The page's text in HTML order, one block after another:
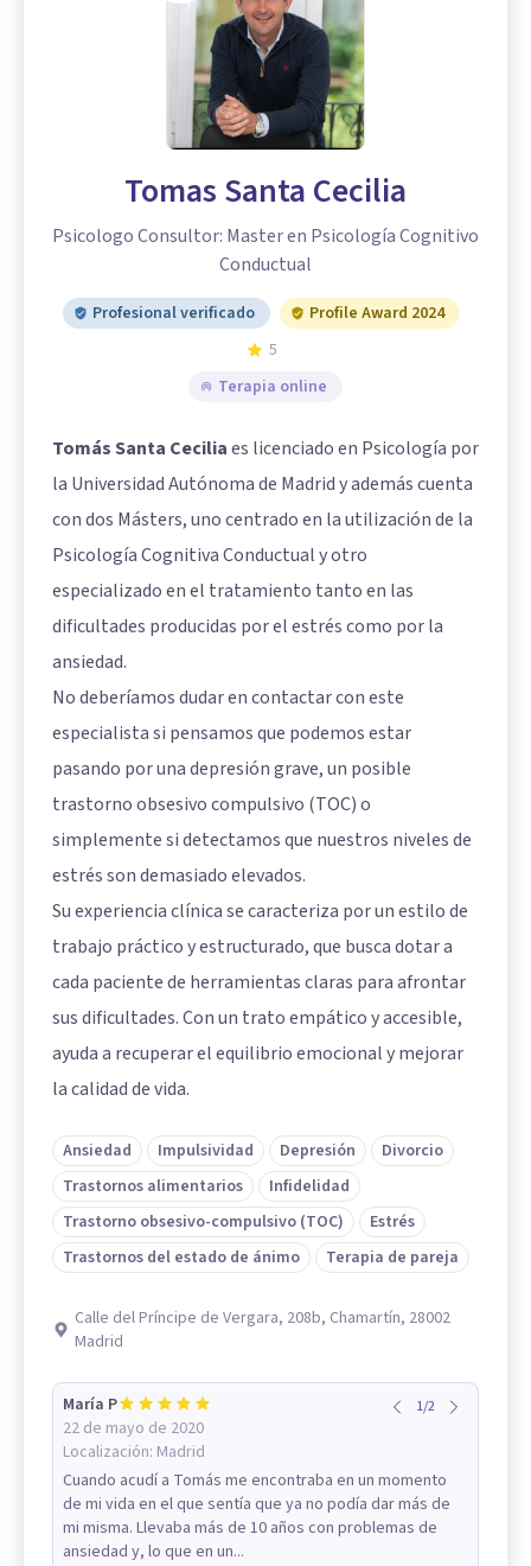
Tomas Santa Cecilia
Psicologo Consultor: Master en Psicología Cognitivo
Conductual
Profesional verificado
Profile Award 2024
5
Terapia online
Tomás Santa Ceciliaes licenciado en Psicología por
la Universidad Autónoma de Madrid y además cuenta
con dos Másters, uno centrado en la utilización de la
Psicología Cognitiva Conductual y otro
especializado en el tratamiento tanto en las
dificultades producidas por el estrés como por la
ansiedad.
No deberíamos dudar en contactar con este
especialista si pensamos que podemos estar
pasando por una depresión grave, un posible
trastorno obsesivo compulsivo (TOC) o
simplemente si detectamos que nuestros niveles de
estrés son demasiado elevados.
Su experiencia clínica se caracteriza por un estilo de
trabajo práctico y estructurado, que busca dotar a
cada paciente de herramientas claras para afrontar
sus dificultades. Con un trato empático y accesible,
ayuda a recuperar el equilibrio emocional y mejorar
la calidad de vida.
Ansiedad Impulsividad Depresión
Divorcio
Trastornos alimentarios
Infidelidad
Trastorno obsesivo-compulsivo (TOC)
Estrés
Trastornos del estado de ánimo
Terapia de pareja
Calle del Príncipe de Vergara, 208b, Chamartín, 28002
Madrid
María P
22 de mayo de 2020
Localización: Madrid
1/2
Cuando acudí a Tomás me encontraba en un momento
de mi vida en el que sentía que ya no podía dar más de
mi misma. Llevaba más de 10 años con problemas de
ansiedad y, lo que en un...